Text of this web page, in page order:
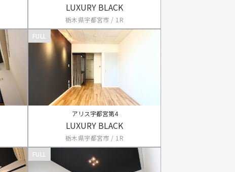
LUXURY BLACK
栃木県宇都宮市 / 1R
FULL
アリス宇都宮第4
LUXURY BLACK
栃木県宇都宮市 / 1R
FULL